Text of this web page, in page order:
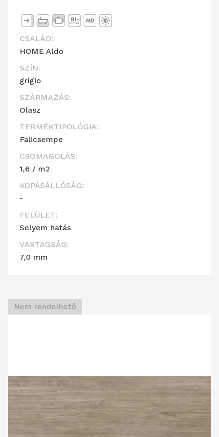
CSALÁD:
HOME Aldo
SZÍN:
grigio
SZÁRMAZÁS:
Olasz
TERMÉKTIPOLÓGIA:
Falicsempe
CSOMAGOLÁS:
1,6 / m2
KOPÁSÁLLÓSÁG:
-
FELÜLET:
Selyem hatás
VASTAGSÁG:
7,0 mm
Nem rendelhető